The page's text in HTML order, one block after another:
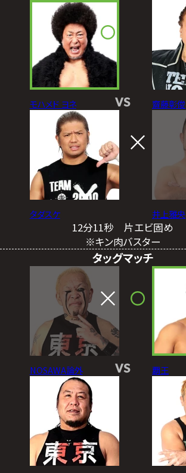
モハメド ヨネ
タダスケ
VS 齋藤彰俊
井上雅央
12分11秒 片エビ固め
※キン肉バスター
タッグマッチ
NOSAWA論外 VS 覇王